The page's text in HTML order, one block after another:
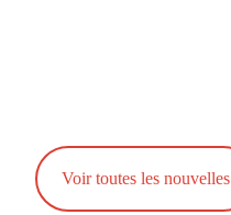
Voir toutes les nouvelles